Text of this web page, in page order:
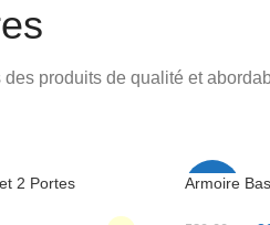
produits de qualité et
2 Portes -32%
Armoire